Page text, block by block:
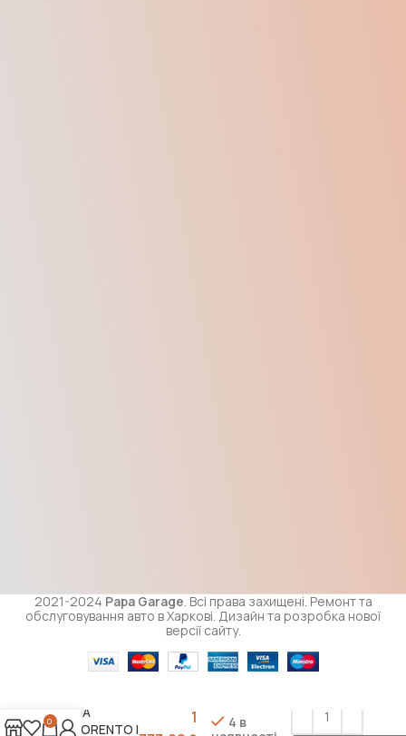
2021-2024 Papa Garage. Всі права захищені. Ремонт та
обслуговування авто в Харкові. Дизайн та розробка нової
версії сайту.
Циліндр
зчеплення
KIA
SORENTO I
1
4 в
0